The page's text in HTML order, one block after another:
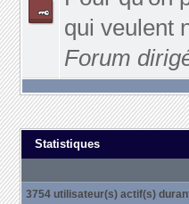
qui veulent
Forum
Statistiques
3754 utilisateur(s) actif(s)